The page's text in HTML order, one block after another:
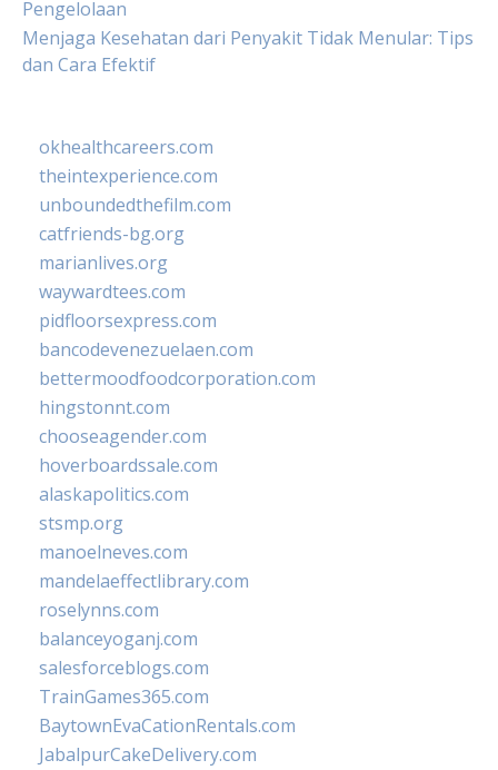
Pengelolaan
Menjaga Kesehatan dari Penyakit Tidak Menular: Tips
dan Cara Efektif
okhealthcareers.com
theintexperience.com
unboundedthefilm.com
catfriends-bg.org
marianlives.org
waywardtees.com
pidfloorsexpress.com
bancodevenezuelaen.com
bettermoodfoodcorporation.com
hingstonnt.com
chooseagender.com
hoverboardssale.com
alaskapolitics.com
stsmp.org
manoelneves.com
mandelaeffectlibrary.com
roselynns.com
balanceyoganj.com
salesforceblogs.com
TrainGames365.com
BaytownEvaCationRentals.com
JabalpurCakeDelivery.com